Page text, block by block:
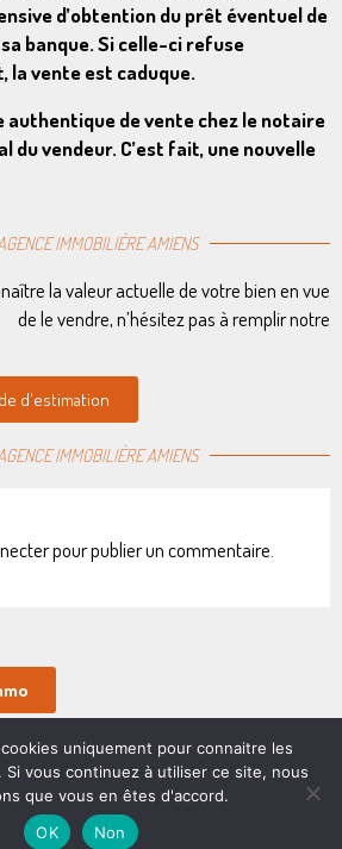
d’obtention du prêt éventuel de
banque. Si celle-ci refuse
la vente est caduque.
authentique de vente chez le notaire
du vendeur. C’est fait, une nouvelle
IMMOBILIÈRE AMIENS
la valeur actuelle de votre bien en vue
de le vendre, n’hésitez pas à remplir notre
d'estimation
IMMOBILIÈRE AMIENS
pour publier un commentaire.
Sommaire du Blog
(Très) chers m2 à Amiens
uniquement pour connaitre les
vous continuez à utiliser ce site, nous
que vous en êtes d'accord.
OK
Non